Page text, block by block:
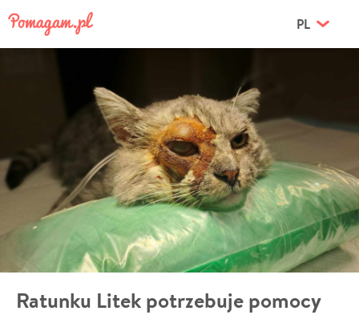
PL
Ratunku Litek potrzebuje pomocy